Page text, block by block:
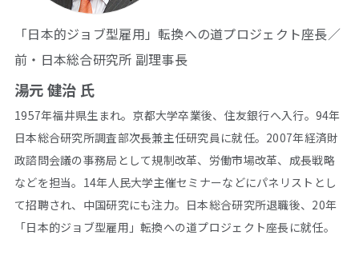
「日本的ジョブ型雇用」転換への道プロジェクト座長／
前・日本総合研究所 副理事長
湯元 健治 氏
1957年福井県生まれ。京都大学卒業後、住友銀行へ入行。94年
日本総合研究所調査部次長兼主任研究員に就任。2007年経済財
政諮問会議の事務局として規制改革、労働市場改革、成長戦略
などを担当。14年人民大学主催セミナーなどにパネリストとし
て招聘され、中国研究にも注力。日本総合研究所退職後、20年
「日本的ジョブ型雇用」転換への道プロジェクト座長に就任。